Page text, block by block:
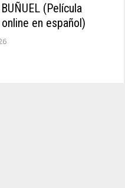
(Película
en español)